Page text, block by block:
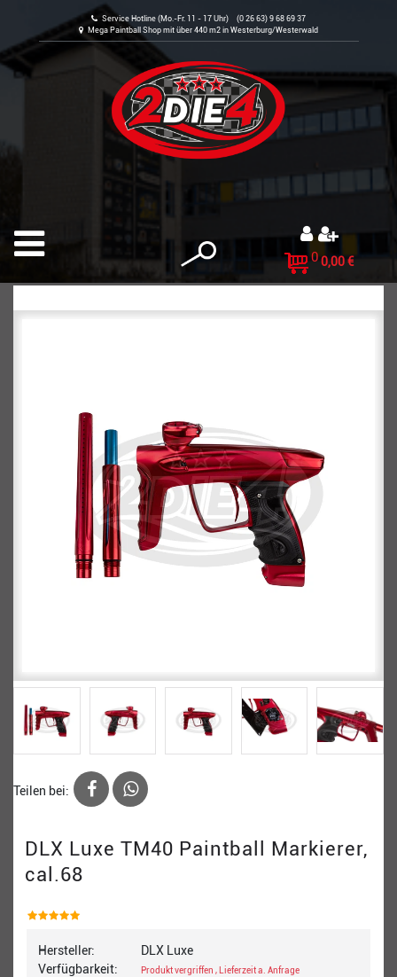
Service Hotline (Mo.-Fr. 11 - 17 Uhr) (0 26 63) 9 68 69 37
Mega Paintball Shop mit über 440 m2 in Westerburg/Westerwald
0 0,00 €
Teilen bei:
DLX Luxe TM40 Paintball Markierer,
cal.68
Hersteller:
Verfügbarkeit:
DLX Luxe
Produkt vergriffen , Lieferzeit a. Anfrage